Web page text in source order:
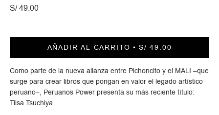
S/ 49.00
AÑADIR AL CARRITO S/ 49.00
Como parte de la nueva alianza entre Pichoncito y el MALI –que
surge para crear libros que pongan en valor el legado artístico
peruano–, Peruanos Power presenta su más reciente título:
Tilsa Tsuchiya.